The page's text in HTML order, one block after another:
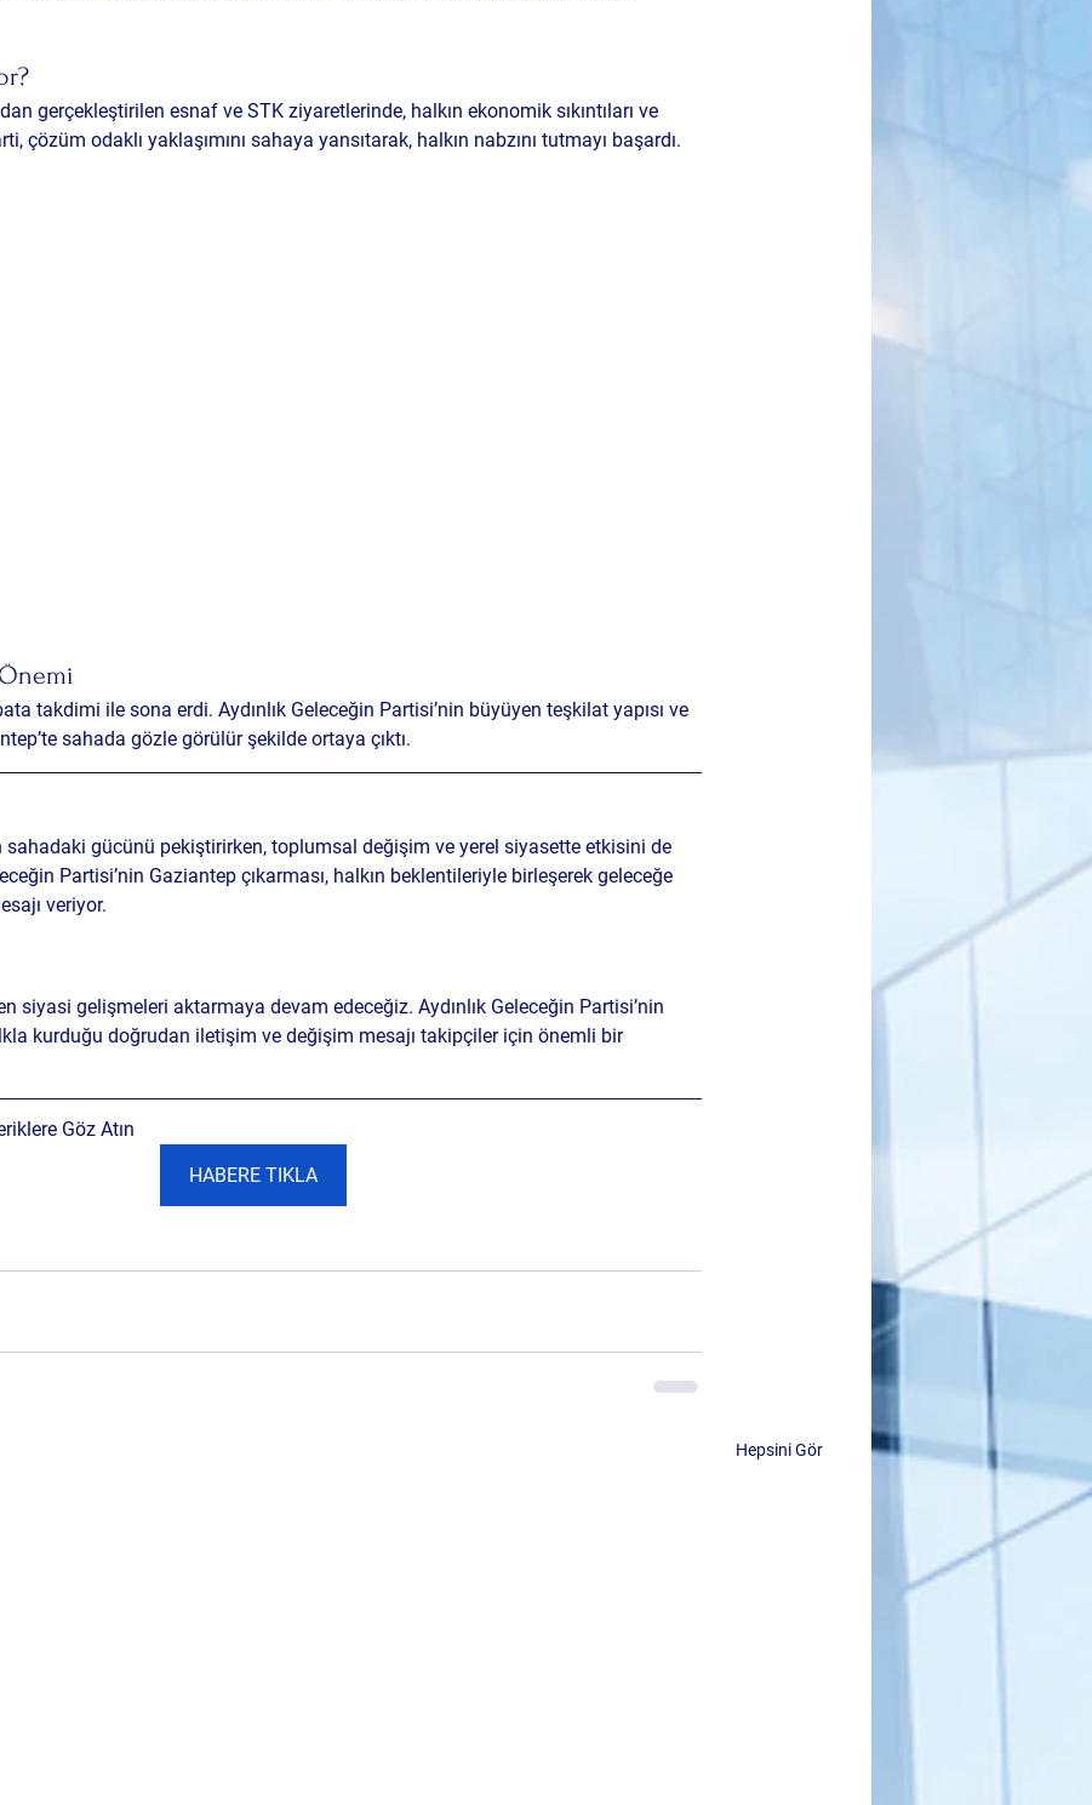
gerçekleştirilen esnaf ve STK ziyaretlerinde, halkın ekonomik sıkıntıları ve
çözüm odaklı yaklaşımını sahaya yansıtarak, halkın nabzını tutmayı başardı.
takdimi ile sona erdi. Aydınlık Geleceğin Partisi’nin büyüyen teşkilat yapısı ve
sahada gözle görülür şekilde ortaya çıktı.
gücünü pekiştirirken, toplumsal değişim ve yerel siyasette etkisini de
Partisi’nin Gaziantep çıkarması, halkın beklentileriyle birleşerek geleceğe
veriyor.
siyasi gelişmeleri aktarmaya devam edeceğiz. Aydınlık Geleceğin Partisi’nin
kurduğu doğrudan iletişim ve değişim mesajı takipçiler için önemli bir
Göz Atın
HABERE TIKLA
Hepsini Gör